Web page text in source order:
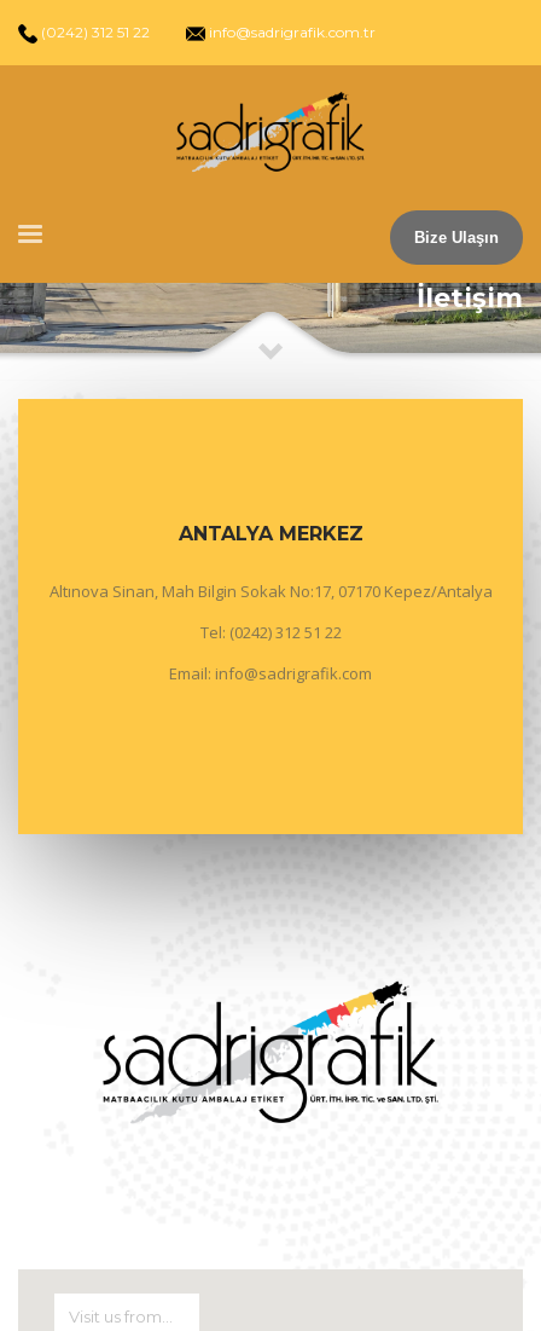
(0242) 312 51 22 info@sadrigrafik.com.tr
Bize Ulaşın
İletişim
ANTALYA MERKEZ
Altınova Sinan, Mah Bilgin Sokak No:17, 07170 Kepez/Antalya
Tel: (0242) 312 51 22
Email: info@sadrigrafik.com